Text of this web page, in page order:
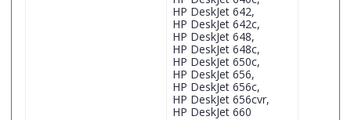
HP DeskJet 642,
HP DeskJet 642c,
HP DeskJet 648,
HP DeskJet 648c,
HP DeskJet 650c,
HP DeskJet 656,
HP DeskJet 656c,
HP DeskJet 656cvr,
HP DeskJet 660